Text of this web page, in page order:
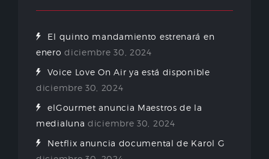
El quinto mandamiento estrenará en
enero diciembre 30, 2024
Voice Love On Air ya está disponible
diciembre 30, 2024
elGourmet anuncia Maestros de la
medialuna diciembre 30, 2024
Netflix anuncia documental de Karol G